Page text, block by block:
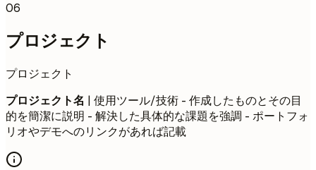
06
プロジェクト
プロジェクト
プロジェクト名 | 使用ツール/技術 - 作成したものとその目
的を簡潔に説明 - 解決した具体的な課題を強調 - ポートフォ
リオやデモへのリンクがあれば記載